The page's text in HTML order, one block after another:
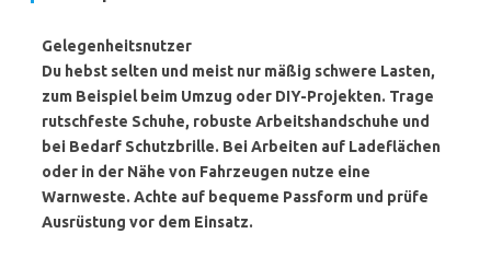
Gelegenheitsnutzer
Du hebst selten und meist nur mäßig schwere Lasten,
zum Beispiel beim Umzug oder DIY-Projekten. Trage
rutschfeste Schuhe, robuste Arbeitshandschuhe und
bei Bedarf Schutzbrille. Bei Arbeiten auf Ladeflächen
oder in der Nähe von Fahrzeugen nutze eine
Warnweste. Achte auf bequeme Passform und prüfe
Ausrüstung vor dem Einsatz.